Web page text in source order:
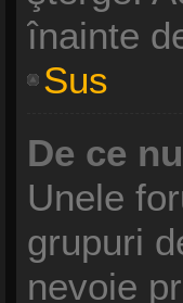
înainte
Sus
De ce
Unele
grupuri
nevoie